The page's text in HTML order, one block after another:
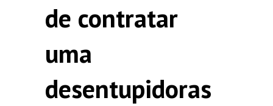
de contratar
uma
desentupidoras